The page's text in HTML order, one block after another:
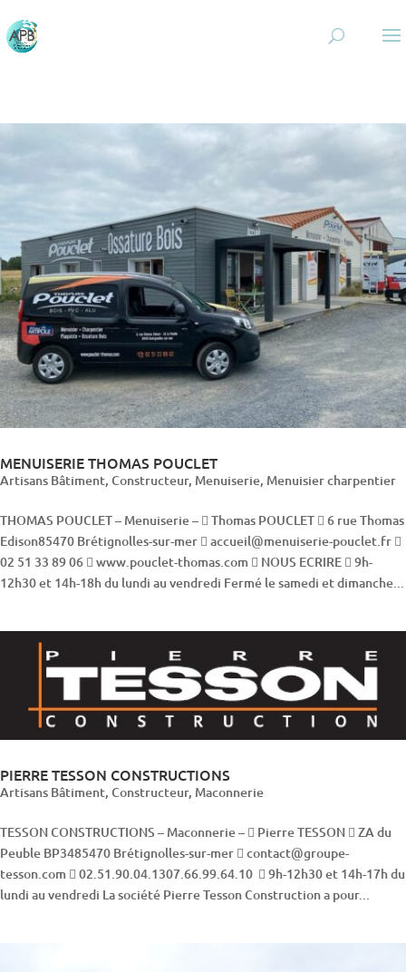
MENUISERIE THOMAS POUCLET
Artisans Bâtiment, Constructeur, Menuiserie, Menuisier charpentier
THOMAS POUCLET – Menuiserie –  Thomas POUCLET  6 rue Thomas
Edison85470 Brétignolles-sur-mer  accueil@menuiserie-pouclet.fr 
02 51 33 89 06  www.pouclet-thomas.com  NOUS ECRIRE  9h-
12h30 et 14h-18h du lundi au vendredi Fermé le samedi et dimanche...
PIERRE TESSON CONSTRUCTIONS
Artisans Bâtiment, Constructeur, Maconnerie
TESSON CONSTRUCTIONS – Maconnerie –  Pierre TESSON  ZA du
Peuble BP3485470 Brétignolles-sur-mer  contact@groupe-
tesson.com  02.51.90.04.1307.66.99.64.10  9h-12h30 et 14h-17h du
lundi au vendredi La société Pierre Tesson Construction a pour...